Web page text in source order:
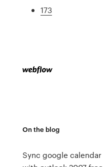
173
On the blog
Sync google calendar